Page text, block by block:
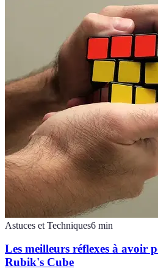
Astuces et Techniques6 min
Les meilleurs réflexes à avoir
Rubik's Cube